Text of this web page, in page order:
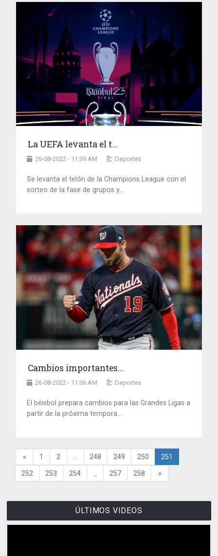
La UEFA levanta el t...
26-08-2022 - 11:39 AM Deportes
Se levanta el telón de la Champions League con el
sorteo de la fase de grupos y...
Cambios importantes...
26-08-2022 - 11:06 AM Deportes
El béisbol prepara cambios para las Grandes Ligas a
partir de la próxima tempora...
« 1 2 248 249 250 251
252 253 254 257 258 »
ÚLTIMOS VIDEOS